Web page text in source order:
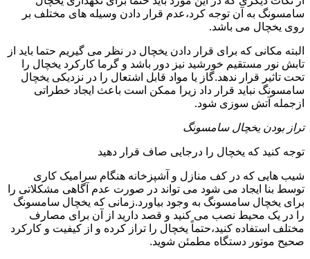
سامسونگ به آن توجه کرد،عدم قرار دادن وسیله های مختلف بر
روی یخچال می باشد.
البته مکانی که برای قرار دادن یخچال در نظر می گیریم حتما باید از
تابش نور مستقیم خورشید نیز دور باشد و گرما کارکرد یخچال را
تحت تاثیر قرار ندهد.گاز یا مواد قابل اشتعال را در نزدیکی یخچال
سامسونگ نباید قرار داد زیرا ممکن است باعث ایجاد خطراتی
ازجمله آتش سوزی شود.
تراز بودن یخچال سامسونگ
توجه کنید که یخچال را درجایی صاف قرار دهید
شیب هایی که در کف منازل و آشپزخانه هنگام سرامیک کاری
توسط بنا ایجاد می شود می تواند در صورت عدم آگاهی مشکلاتی را
برای یخچال سامسونگ به وجود بیاورد.زمانی که یخچال سامسونگ
را در یک محیط نصب می کنید و قصد دارید از آن برای مصارف
مختلف استفاده کنید،حتماً یخچال را تراز کرده و از کیفیت و کارکرد
صحیح موتور دستگاه مطمئن شوید.